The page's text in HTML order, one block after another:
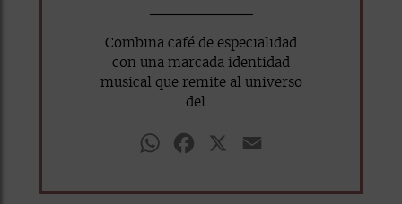
Combina café de especialidad
con una marcada identidad
musical que remite al universo
del...
WhatsAppFacebook